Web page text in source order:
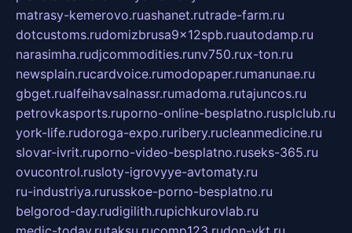
matrasy-kemerovo.ruashanet.rutrade-farm.ru
dotcustoms.rudomizbrusa9x12spb.ruautodamp.ru
narasimha.rudjcommodities.runv750.rux-ton.ru
newsplain.rucardvoice.rumodopaper.rumanunae.ru
gbget.rualfeihavsalnassr.rumadoma.rutajuncos.ru
petrovkasports.ruporno-online-besplatno.rusplclub.ru
york-life.rudoroga-expo.ruribery.rucleanmedicine.ru
slovar-ivrit.ruporno-video-besplatno.ruseks-365.ru
ovucontrol.rusloty-igrovyye-avtomaty.ru
ru-industriya.rurusskoe-porno-besplatno.ru
belgorod-day.rudigilith.rupichkurovlab.ru